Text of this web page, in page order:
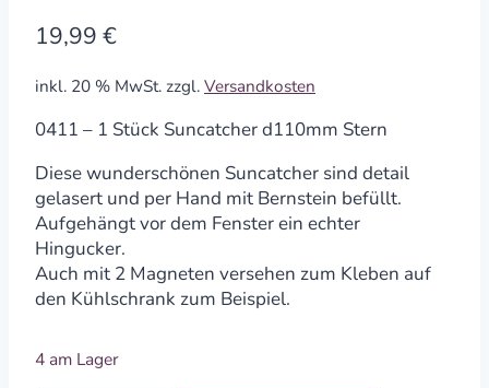
19,99 €
inkl. 20 % MwSt. zzgl. Versandkosten
0411 – 1 Stück Suncatcher d110mm Stern
Diese wunderschönen Suncatcher sind detail
gelasert und per Hand mit Bernstein befüllt.
Aufgehängt vor dem Fenster ein echter
Hingucker.
Auch mit 2 Magneten versehen zum Kleben auf
den Kühlschrank zum Beispiel.
4 am Lager